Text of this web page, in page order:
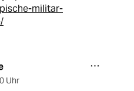
militar-
Uhr